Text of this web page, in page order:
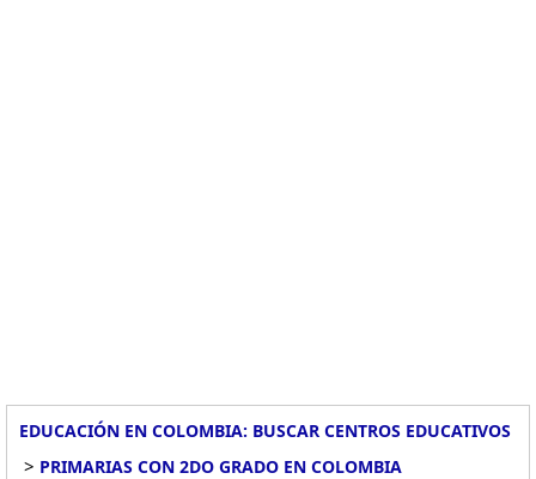
EDUCACIÓN EN COLOMBIA: BUSCAR CENTROS EDUCATIVOS
> PRIMARIAS CON 2DO GRADO EN COLOMBIA